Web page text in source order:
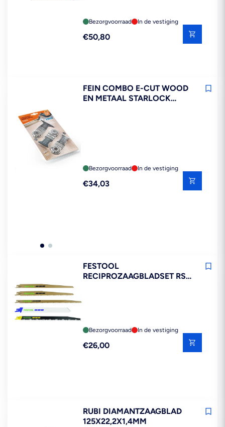
Bezorgvoorraad In de vestiging
Reguliere
€50,80
FEIN COMBO E-CUT WOOD
EN METAAL STARLOCK
Bezorgvoorraad In de vestiging
Reguliere
€34,03
FESTOOL
RECIPROZAAGBLADSET RS-
Bezorgvoorraad In de vestiging
Reguliere
€26,00
RUBI DIAMANTZAAGBLAD
125X22,2X1,4MM